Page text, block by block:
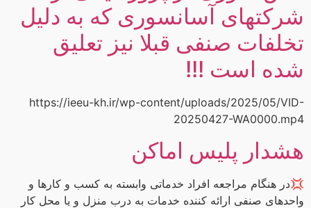
شرکتهای آسانسوری که به دلیل
تخلفات صنفی قبلا نیز تعلیق
شده است !!!
https://ieeu-kh.ir/wp-content/uploads/2025/05/VID-
20250427-WA0000.mp4
هشدار پلیس اماکن
💢در هنگام مراجعه افراد خدماتی وابسته به کسب و کارها و
واحدهای صنفی ارائه کننده خدمات به درب منزل و یا محل کار